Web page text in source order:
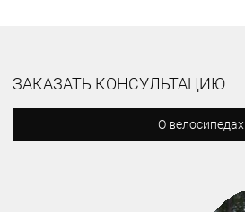
ЗАКАЗАТЬ КОНСУЛЬТАЦИЮ
О велосипедах